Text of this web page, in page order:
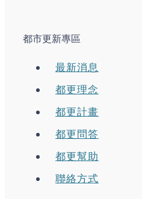
都市更新專區
最新消息
都更理念
都更計畫
都更問答
都更幫助
聯絡方式